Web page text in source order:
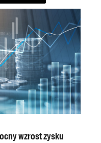
wzrost zysku